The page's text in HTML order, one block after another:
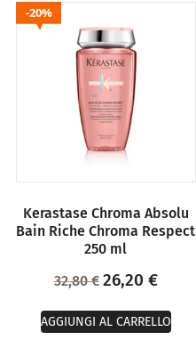
Kerastase Chroma Absolu
Bain Riche Chroma Respect
250 ml
32,80€ 26,20 €
AGGIUNGI AL CARRELLO
20%